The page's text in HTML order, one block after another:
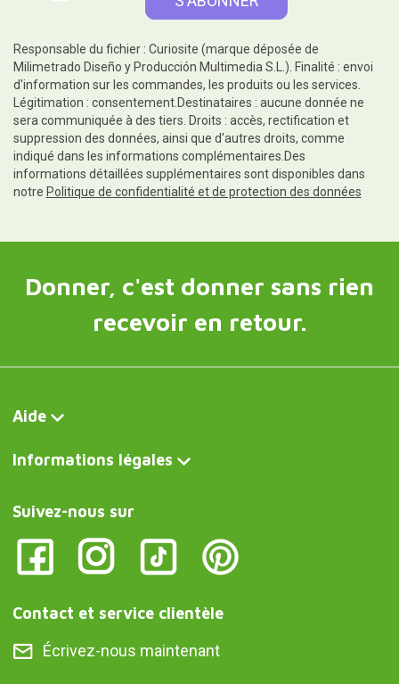
Responsable du fichier : Curiosite (marque déposée de
Milimetrado Diseño y Producción Multimedia S.L.). Finalité : envoi
d'information sur les commandes, les produits ou les services.
Légitimation : consentement.Destinataires : aucune donnée ne
sera communiquée à des tiers. Droits : accès, rectification et
suppression des données, ainsi que d'autres droits, comme
indiqué dans les informations complémentaires.Des
informations détaillées supplémentaires sont disponibles dans
notre Politique de confidentialité et de protection des données
Donner, c'est donner sans rien
recevoir en retour.
Aide
Informations légales
Suivez-nous sur
Contact et service clientèle
Écrivez-nous maintenant